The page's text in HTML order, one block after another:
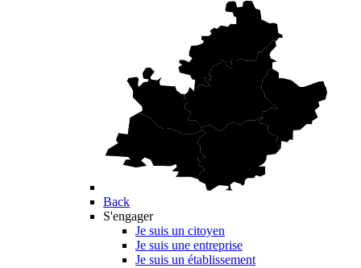
Back
S'engager
Je suis un citoyen
Je suis une entreprise
Je suis un établissement